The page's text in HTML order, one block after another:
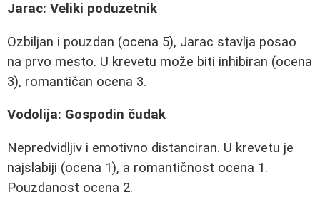
Jarac: Veliki poduzetnik
Ozbiljan i pouzdan (ocena 5), Jarac stavlja posao
na prvo mesto. U krevetu može biti inhibiran (ocena
3), romantičan ocena 3.
Vodolija: Gospodin čudak
Nepredvidljiv i emotivno distanciran. U krevetu je
najslabiji (ocena 1), a romantičnost ocena 1.
Pouzdanost ocena 2.